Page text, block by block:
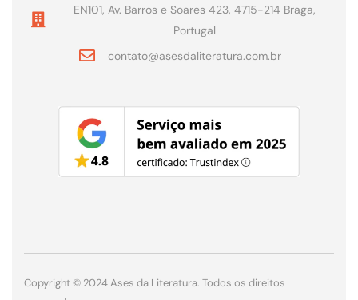
EN101, Av. Barros e Soares 423, 4715-214 Braga,
Portugal
contato@asesdaliteratura.com.br
Copyright © 2024 Ases da Literatura. Todos os direitos